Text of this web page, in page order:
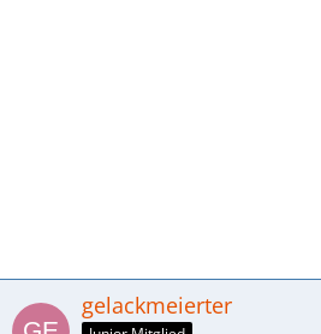
gelackmeierter